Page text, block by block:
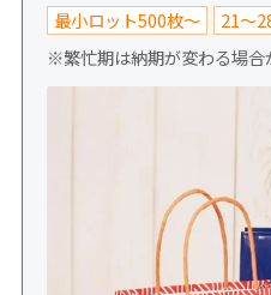
最小ロット500枚～ 21～
※繁忙期は納期が変わる場合